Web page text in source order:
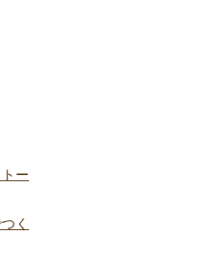
ー
く